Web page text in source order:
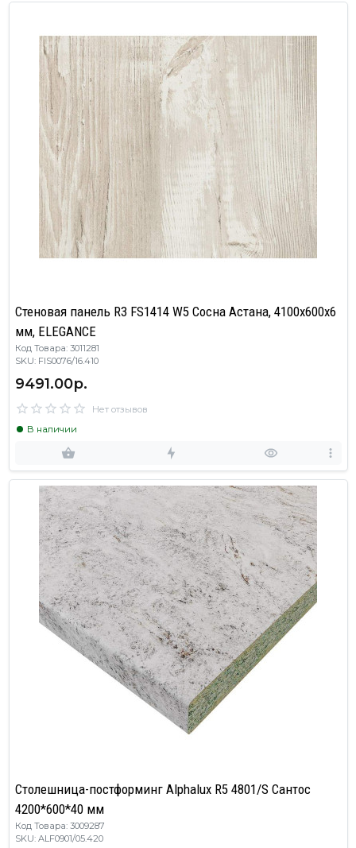
Стеновая панель R3 FS1414 W5 Сосна Астана, 4100х600х6
мм, ELEGANCE
Код Товара: 3011281
SKU: FIS0076/16.410
9491.00р.
Нет отзывов
В наличии
Столешница-постформинг Alphalux R5 4801/S Сантос
4200*600*40 мм
Код Товара: 3009287
SKU: ALF0901/05.420